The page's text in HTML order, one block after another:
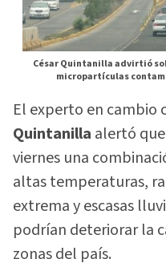
César Quintanilla advirtió
micropartículas
El experto en cambio
Quintanilla alertó
viernes una
altas temperaturas,
extrema y escasas
podrían deteriorar la
zonas del país.